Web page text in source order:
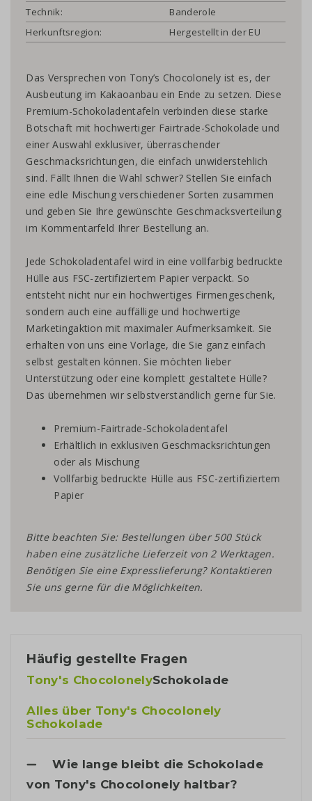
Technik:
Banderole
Herkunftsregion:
Hergestellt in der EU
Das Versprechen von Tony’s Chocolonely ist es, der
Ausbeutung im Kakaoanbau ein Ende zu setzen. Diese
Premium-Schokoladentafeln verbinden diese starke
Botschaft mit hochwertiger Fairtrade-Schokolade und
einer Auswahl exklusiver, überraschender
Geschmacksrichtungen, die einfach unwiderstehlich
sind. Fällt Ihnen die Wahl schwer? Stellen Sie einfach
eine edle Mischung verschiedener Sorten zusammen
und geben Sie Ihre gewünschte Geschmacksverteilung
im Kommentarfeld Ihrer Bestellung an.
Jede Schokoladentafel wird in eine vollfarbig bedruckte
Hülle aus FSC-zertifiziertem Papier verpackt. So
entsteht nicht nur ein hochwertiges Firmengeschenk,
sondern auch eine auffällige und hochwertige
Marketingaktion mit maximaler Aufmerksamkeit. Sie
erhalten von uns eine Vorlage, die Sie ganz einfach
selbst gestalten können. Sie möchten lieber
Unterstützung oder eine komplett gestaltete Hülle?
Das übernehmen wir selbstverständlich gerne für Sie.
Premium-Fairtrade-Schokoladentafel
Erhältlich in exklusiven Geschmacksrichtungen
oder als Mischung
Vollfarbig bedruckte Hülle aus FSC-zertifiziertem
Papier
Bitte beachten Sie: Bestellungen über 500 Stück
haben eine zusätzliche Lieferzeit von 2 Werktagen.
Benötigen Sie eine Expresslieferung? Kontaktieren
Sie uns gerne für die Möglichkeiten.
Häufig gestellte Fragen
Tony's ChocolonelySchokolade
Alles über Tony's Chocolonely
Schokolade
Wie lange bleibt die Schokolade
von Tony's Chocolonely haltbar?